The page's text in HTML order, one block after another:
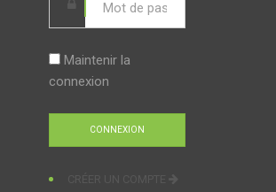
Maintenir la
connexion